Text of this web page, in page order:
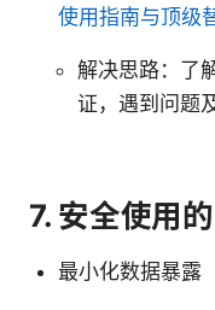
使用指南与顶级
解决思路：了
证，遇到问题
7. 安全使用
最小化数据暴露